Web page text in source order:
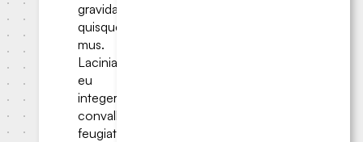
gravida
quisque
mus.
Lacinia
eu
integer
convallis
feugiat